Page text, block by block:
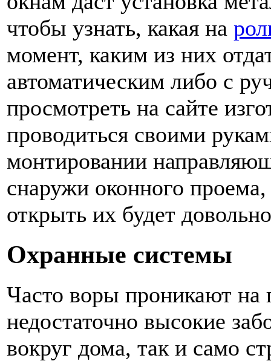
чтобы узнать, какая на
момент, каким из них
автоматическим либо с
просмотреть на сайте
проводиться своими
монтировании
снаружи оконного проема,
открыть их будет
Охранные системы
Часто воры проникают
недостаточно высокие
вокруг дома, так и само